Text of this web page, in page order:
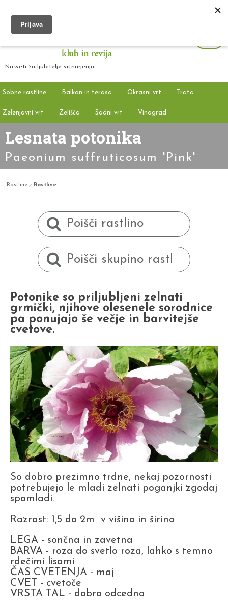
Nasveti za ljubitelje vrtnarjenja
Sobne rastline Balkon in terasa Okrasni vrt Trata
Zelenjavni vrt Zelišča Sadni vrt Vinograd
Lesnata potonika
Paeonium suffruticosum 'Pink'
Rastline Rastline
Potonike so priljubljeni zelnati
grmički, njihove olesenele sorodnice
pa ponujajo še večje in barvitejše
cvetove.
So dobro prezimno trdne, nekaj pozornosti
potrebujejo le mladi zelnati poganjki zgodaj
spomladi.
Razrast: 1,5 do 2m v višino in širino
LEGA - sončna in zavetna
BARVA - roza do svetlo roza, lahko s temno
rdečimi lisami
ČAS CVETENJA - maj
CVET - cvetoče
VRSTA TAL - dobro odcedna